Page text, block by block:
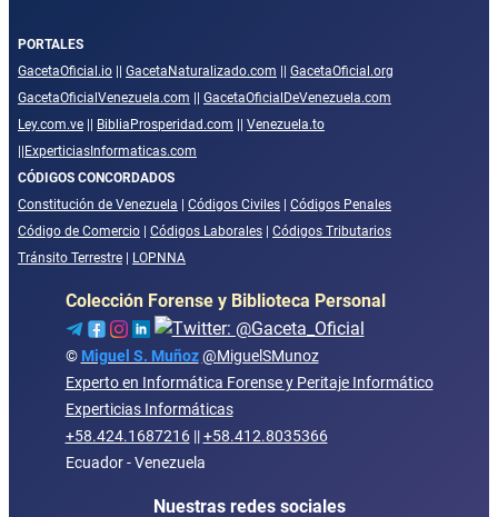
PORTALES
GacetaOficial.io
GacetaNaturalizado.com
GacetaOficial.org
GacetaOficialVenezuela.com
GacetaOficialDeVenezuela.com
Ley.com.ve
BibliaProsperidad.com
Venezuela.to
ExperticiasInformaticas.com
CÓDIGOS CONCORDADOS
Constitución de Venezuela
Códigos Civiles
Códigos Penales
Código de Comercio
Códigos Laborales
Códigos Tributarios
Tránsito Terrestre
LOPNNA
Colección Forense y Biblioteca Personal
© Miguel S. Muñoz @MiguelSMunoz
Experto en Informática Forense y Peritaje Informático
Experticias Informáticas
+58.424.1687216||+58.412.8035366
Ecuador - Venezuela
Nuestras redes sociales